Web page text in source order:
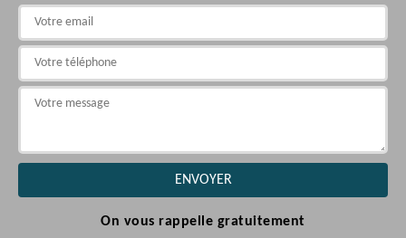
On vous rappelle gratuitement